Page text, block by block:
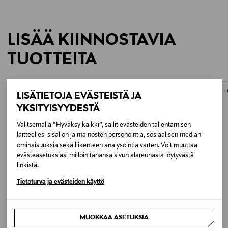
LISÄTIETOJA EVÄSTEISTÄ JA
YKSITYISYYDESTÄ
Valitsemalla “Hyväksy kaikki”, sallit evästeiden tallentamisen
laitteellesi sisällön ja mainosten personointia, sosiaalisen median
ominaisuuksia sekä liikenteen analysointia varten. Voit muuttaa
evästeasetuksiasi milloin tahansa sivun alareunasta löytyvästä
linkistä.
Tietoturva ja evästeiden käyttö
MUOKKAA ASETUKSIA
LISÄÄ KIINNOSTAVIA
TUOTTEITA